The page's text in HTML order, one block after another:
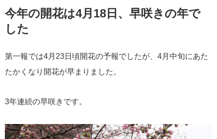
今年の開花は4月18日、早咲きの年で
した
第一報では4月23日頃開花の予報でしたが、4月中旬にあた
たかくなり開花が早まりました。
3年連続の早咲きです。